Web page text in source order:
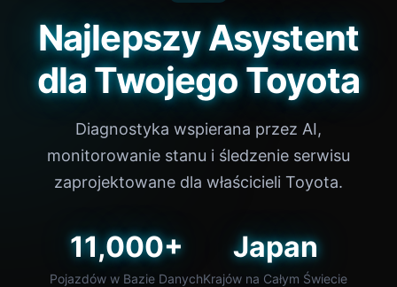
Najlepszy Asystent
dla Twojego Toyota
Diagnostyka wspierana przez AI,
monitorowanie stanu i śledzenie serwisu
zaprojektowane dla właścicieli Toyota.
11,000+
Pojazdów w Bazie Danych
Japan
Krajów na Całym Świecie